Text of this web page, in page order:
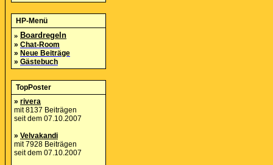
HP-Menü
» Boardregeln
» Chat-Room
» Neue Beiträge
» Gästebuch
TopPoster
» rivera
mit 8137 Beiträgen
seit dem 07.10.2007
» Velvakandi
mit 7928 Beiträgen
seit dem 07.10.2007